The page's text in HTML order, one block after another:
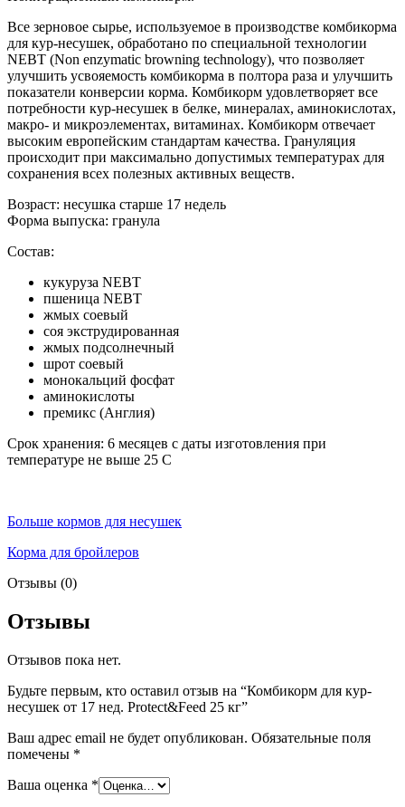
Все зерновое сырье, используемое в производстве комбикорма
для кур-несушек, обработано по специальной технологии
NEBT (Non enzymatic browning technology), что позволяет
улучшить усвояемость комбикорма в полтора раза и улучшить
показатели конверсии корма. Комбикорм удовлетворяет все
потребности кур-несушек в белке, минералах, аминокислотах,
макро- и микроэлементах, витаминах. Комбикорм отвечает
высоким европейским стандартам качества. Грануляция
происходит при максимально допустимых температурах для
сохранения всех полезных активных веществ.
Возраст: несушка старше 17 недель
Форма выпуска: гранула
Состав:
кукуруза NEBT
пшеница NEBT
жмых соевый
соя экструдированная
жмых подсолнечный
шрот соевый
монокальций фосфат
аминокислоты
премикс (Англия)
Срок хранения: 6 месяцев с даты изготовления при
температуре не выше 25 С
Больше кормов для несушек
Корма для бройлеров
Отзывы (0)
Отзывы
Отзывов пока нет.
Будьте первым, кто оставил отзыв на “Комбикорм для кур-
несушек от 17 нед. Protect&Feed 25 кг”
Ваш адрес email не будет опубликован. Обязательные поля
помечены *
Ваша оценка *